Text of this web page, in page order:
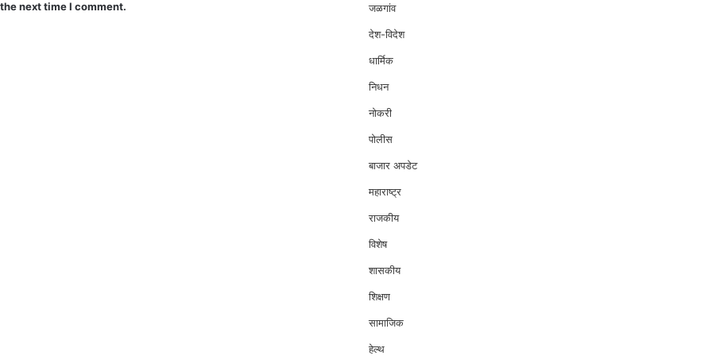
next time I comment. जळगांव
देश-विदेश
धार्मिक
निधन
नोकरी
पोलीस
बाजार अपडेट
महाराष्ट्र
राजकीय
विशेष
शासकीय
शिक्षण
सामाजिक
हेल्थ